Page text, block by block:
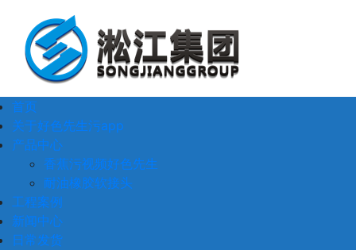
首页
关于好色先生污app
产品中心
香蕉污视频好色先生
耐油橡胶软接头
工程案例
新闻中心
日常发货